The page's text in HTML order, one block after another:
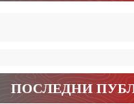
ПОСЛЕДНИ